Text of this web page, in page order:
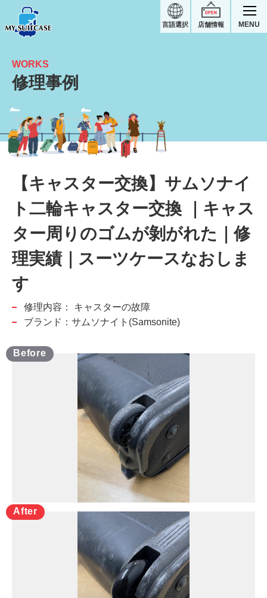
店舗情報
言語選択 MENU
【キャスター交換】キャスター周りのゴムが剝がれた｜サムソナイト修理実績
WORKS
修理事例
【キャスター交換】サムソナイ
ト二輪キャスター交換 ｜キャス
ター周りのゴムが剝がれた｜修
理実績｜スーツケースなおしま
す
修理内容：
キャスターの故障
ブランド：サムソナイト(Samsonite)